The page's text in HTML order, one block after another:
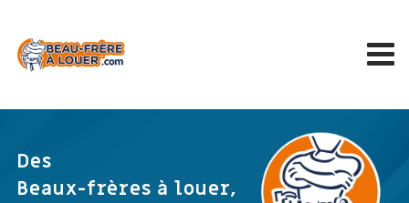
Des
Beaux-frères à louer,